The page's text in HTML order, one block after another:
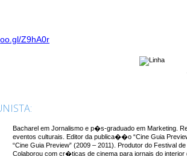
Z9hA0r
Bacharel em Jornalismo e p�s-graduado em Marketing.
eventos culturais. Editor da publica��o “Cine Guia
“Cine Guia Preview” (2009 – 2011). Produtor do Festival
Colaborou com cr�ticas de cinema para jornais do interior